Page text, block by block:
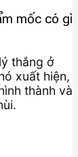
mốc có gì
thắng ở
xuất hiện,
thành và